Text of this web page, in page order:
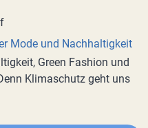
Mode und Nachhaltigkeit
Green Fashion und
Klimaschutz geht uns